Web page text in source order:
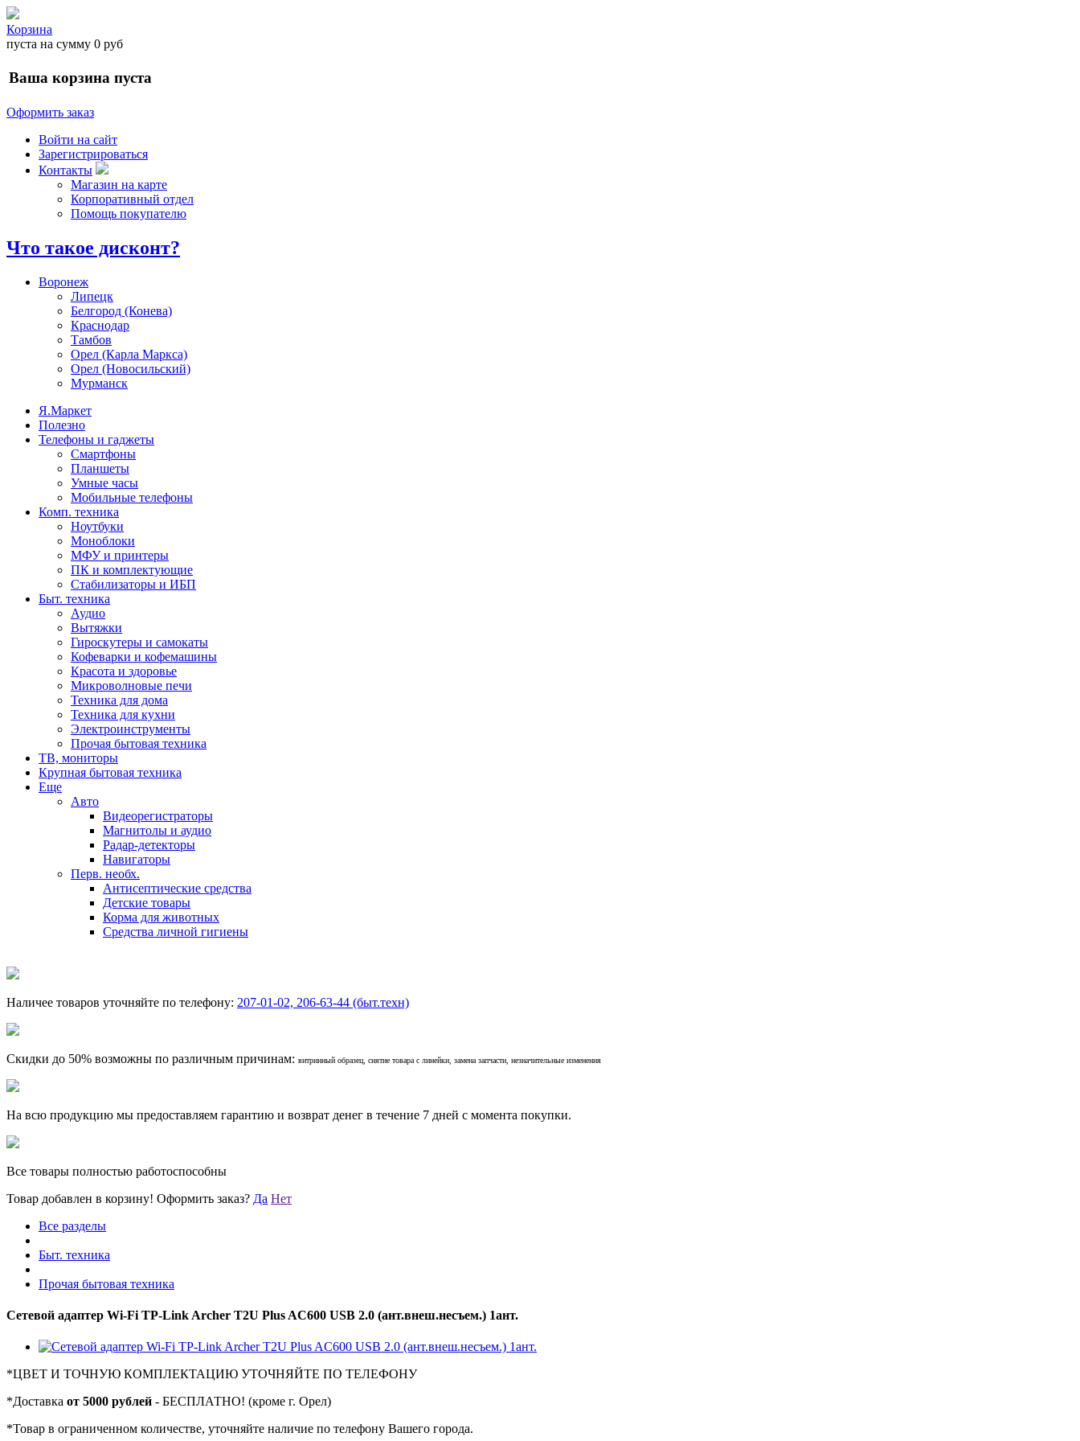
Корзина
пуста на сумму 0 руб
Ваша корзина пуста
Оформить заказ
Войти на сайт
Зарегистрироваться
Контакты
Магазин на карте
Корпоративный отдел
Помощь покупателю
Что такое дисконт?
Воронеж
Липецк
Белгород (Конева)
Краснодар
Тамбов
Орел (Карла Маркса)
Орел (Новосильский)
Мурманск
Я.Маркет
Полезно
Телефоны и гаджеты
Смартфоны
Планшеты
Умные часы
Мобильные телефоны
Комп. техника
Ноутбуки
Моноблоки
МФУ и принтеры
ПК и комплектующие
Стабилизаторы и ИБП
Быт. техника
Аудио
Вытяжки
Гироскутеры и самокаты
Кофеварки и кофемашины
Красота и здоровье
Микроволновые печи
Техника для дома
Техника для кухни
Электроинструменты
Прочая бытовая техника
ТВ, мониторы
Крупная бытовая техника
Еще
Авто
Видеорегистраторы
Магнитолы и аудио
Радар-детекторы
Навигаторы
Перв. необх.
Антисептические средства
Детские товары
Корма для животных
Средства личной гигиены
Наличее товаров уточняйте по телефону: 207-01-02, 206-63-44 (быт.техн)
Скидки до 50% возможны по различным причинам: витринный образец, снятие товара с линейки, замена запчасти, незначительные изменения
На всю продукцию мы предоставляем гарантию и возврат денег в течение 7 дней с момента покупки.
Все товары полностью работоспособны
Товар добавлен в корзину! Оформить заказ? Да Нет
Все разделы
Быт. техника
Прочая бытовая техника
Сетевой адаптер Wi-Fi TP-Link Archer T2U Plus AC600 USB 2.0 (ант.внеш.несъем.) 1ант.
*ЦВЕТ И ТОЧНУЮ КОМПЛЕКТАЦИЮ УТОЧНЯЙТЕ ПО ТЕЛЕФОНУ
*Доставка от 5000 рублей - БЕСПЛАТНО! (кроме г. Орел)
*Товар в ограниченном количестве, уточняйте наличие по телефону Вашего города.